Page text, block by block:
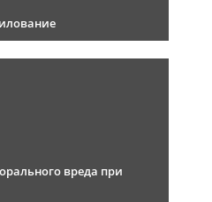
вреда при